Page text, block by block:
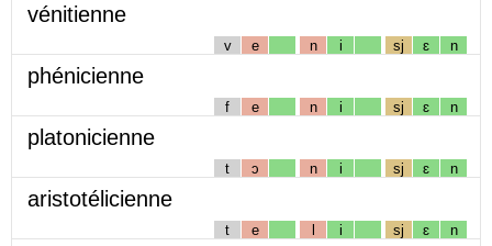
vénitienne
v e n i sj ɛ n
phénicienne
f e n i sj ɛ n
platonicienne
t ɔ n i sj ɛ n
aristotélicienne
t e l i sj ɛ n